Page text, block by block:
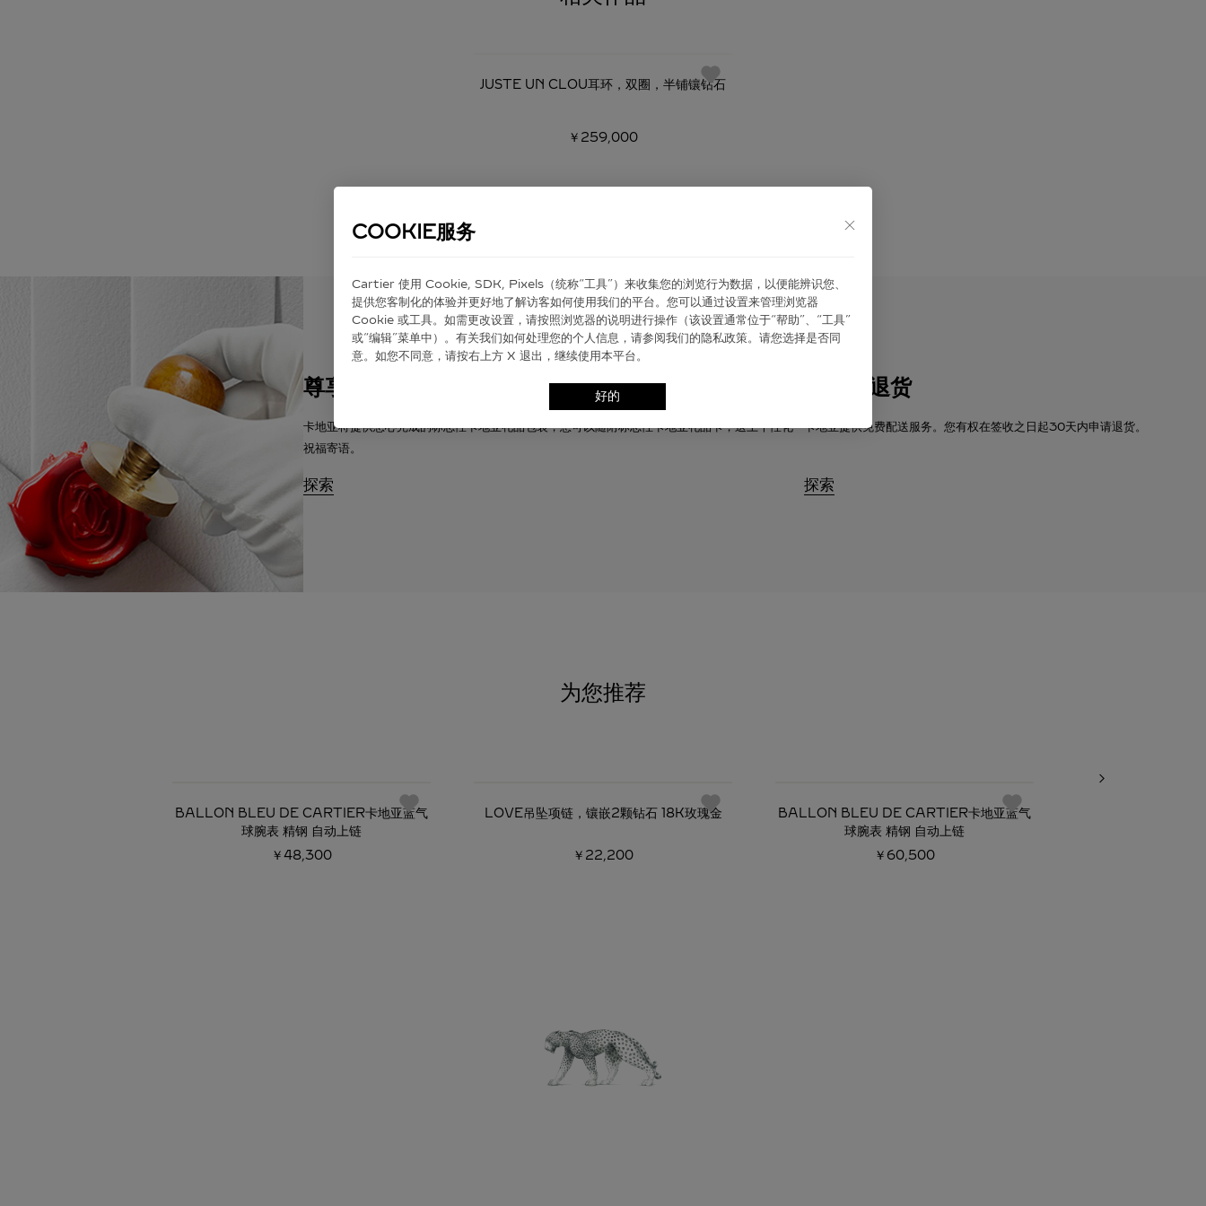
JUSTE UN CLOU耳环，双圈，半铺镶钻石
￥259,000
尊享包装艺术
卡地亚将提供悉心完成的标志性卡地亚礼品包装，您可以随附标志性卡地亚礼品卡，送上个性化
祝福寄语。
探索
配送与退货
卡地亚提供免费配送服务。您有权在签收之日起30天内申请退货。
探索
为您推荐
BALLON BLEU DE CARTIER卡地亚蓝气
球腕表 精钢 自动上链
￥48,300
LOVE吊坠项链，镶嵌2颗钻石 18K玫瑰金
￥22,200
BALLON BLEU DE CARTIER卡地亚蓝气
球腕表 精钢 自动上链
￥60,500
COOKIE服务
Cartier 使⽤ Cookie, SDK, Pixels（统称“⼯具”）来收集您的浏览⾏为数据，以便能辨识您、
提供您客制化的体验并更好地了解访客如何使⽤我们的平台。您可以通过设置来管理浏览器
Cookie 或⼯具。如需更改设置，请按照浏览器的说明进⾏操作（该设置通常位于“帮助”、“⼯具”
或“编辑”菜单中）。有关我们如何处理您的个⼈信息，请参阅我们的隐私政策。请您选择是否同
意。如您不同意，请按右上⽅ X 退出，继续使⽤本平台。
好的